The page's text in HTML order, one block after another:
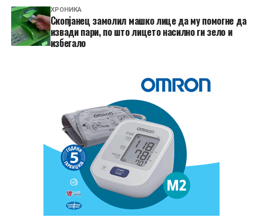
ХРОНИКА
Скопјанец замолил машко лице да му помогне да
извади пари, по што лицето насилно ги зело и
избегало